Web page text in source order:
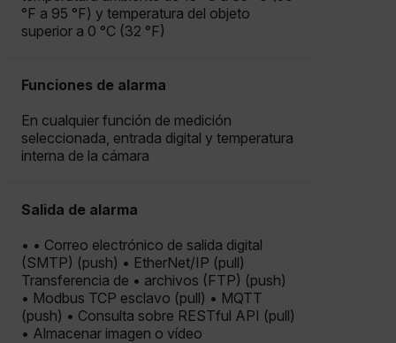
°F a 95 °F) y temperatura del objeto
superior a 0 °C (32 °F)
Funciones de alarma
En cualquier función de medición
seleccionada, entrada digital y temperatura
interna de la cámara
Salida de alarma
• • Correo electrónico de salida digital
(SMTP) (push) • EtherNet/IP (pull)
Transferencia de • archivos (FTP) (push)
• Modbus TCP esclavo (pull) • MQTT
(push) • Consulta sobre RESTful API (pull)
• Almacenar imagen o vídeo
COOKIES DE FUNCIONALIDAD
Cookies de rendimiento
Las cookies estrictamente necesarias permiten la
de sesión de usuario y la gestión de cuentas. El sitio
web no se puede utilizar correctamente sin las
cookies estrictamente necesarias.
Nombre
cart_products_oids